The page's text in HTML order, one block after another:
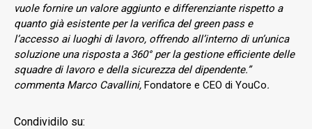
vuole fornire un valore aggiunto e differenziante rispetto a
quanto già esistente per la verifica del green pass e
l’accesso ai luoghi di lavoro, offrendo all’interno di un’unica
soluzione una risposta a 360° per la gestione efficiente delle
squadre di lavoro e della sicurezza del dipendente.”
commenta Marco Cavallini, Fondatore e CEO di YouCo.
Condividilo su: